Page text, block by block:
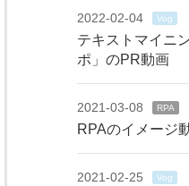
2022-02-04 Vog
テキストマイニ
ポ」のPR動画
2021-03-08 RPA
RPAのイメージ
2021-02-25 Vog